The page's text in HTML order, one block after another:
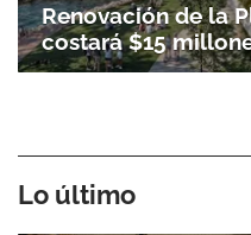
Renovación de la
costará $15
Lo último